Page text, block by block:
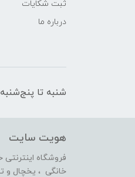
ثبت شکایات
درباره ما
شنبه تا پنج‌شنبه ساعت 7.30 الی 13.30 و 16.30
هویت سایت
فروشگاه
خانگی ، یخچال و